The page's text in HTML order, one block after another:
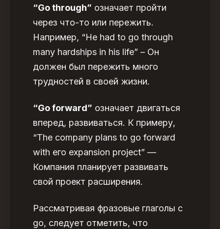
“Go through” означает пройти
через что-то или пережить.
Например, “He had to go through
many hardships in his life” – Он
должен был пережить много
трудностей в своей жизни.
“Go forward” означает двигаться
вперед, развиваться. К примеру,
“The company plans to go forward
with его expansion project” —
Компания планирует развивать
свой проект расширения.
Рассматривая фразовые глаголы с
go, следует отметить, что